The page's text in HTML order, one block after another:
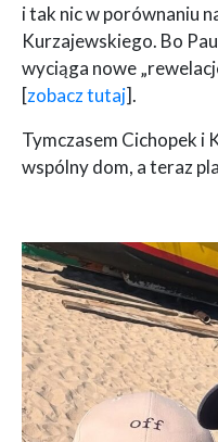
i tak nic w porównaniu
Kurzajewskiego. Bo
wyciąga nowe
[zobacz tutaj].
Tymczasem Cichopek i
wspólny dom, a teraz